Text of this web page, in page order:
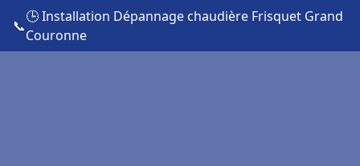
📞
🕒 Installation Dépannage chaudière Frisquet Grand
Couronne